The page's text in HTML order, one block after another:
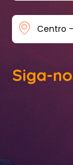
Centro
Siga-